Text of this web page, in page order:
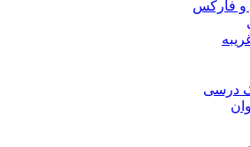
و فارکس
درسی